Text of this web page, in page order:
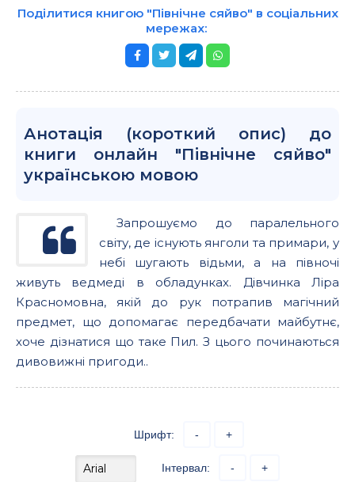
Поділитися книгою "Північне сяйво" в соціальних
мережах:
Анотація (короткий опис) до
книги онлайн "Північне сяйво"
українською мовою
Запрошуємо до паралельного
світу, де існують янголи та примари, у
небі шугають відьми, а на півночі
живуть ведмеді в обладунках. Дівчинка Ліра
Красномовна, якій до рук потрапив магічний
предмет, що допомагає передбачати майбутнє,
хоче дізнатися що таке Пил. З цього починаються
дивовижні пригоди..
Шрифт: - +
Інтервал: - +